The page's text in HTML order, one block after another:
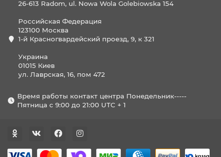
26-613 Radom, ul. Nowa Wola Golebiowska 154
Российская Федерация
123100 Москва
1-й Красногвардейский проезд, 9, к 321
Украина
01015 Киев
ул. Лаврская, 16, пом 472
Время работы контакт центра Понедельник-----
Пятница с 9:00 до 21:00 UTC + 1